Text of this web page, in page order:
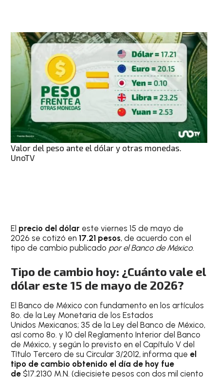
Valor del peso ante el dólar y otras monedas.
UnoTV
El precio del dólar este viernes 15 de mayo de
2026 se cotizó en17.21 pesos, de acuerdo con el
tipo de cambio publicado por el Banco de México.
Tipo de cambio hoy: ¿Cuánto vale el
dólar este 15 de mayo de 2026?
El Banco de México con fundamento en los artículos
8o. de la Ley Monetaria de los Estados
Unidos Mexicanos; 35 de la Ley del Banco de México,
así como 8o. y 10 del Reglamento Interior del Banco
de México, y según lo previsto en el Capítulo V del
Título Tercero de su Circular 3/2012, informa que el
tipo de cambio obtenido el día de hoy fue
de $17.2130 M.N. (diecisiete pesos con dos mil ciento